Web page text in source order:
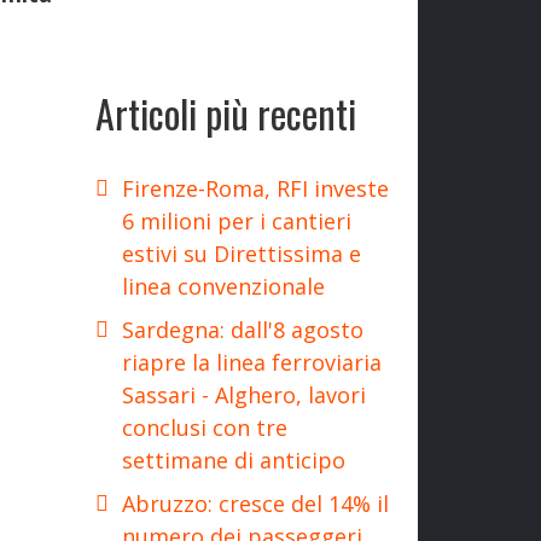
Articoli più recenti
Firenze-Roma, RFI investe
6 milioni per i cantieri
estivi su Direttissima e
linea convenzionale
Sardegna: dall'8 agosto
riapre la linea ferroviaria
Sassari - Alghero, lavori
conclusi con tre
settimane di anticipo
Abruzzo: cresce del 14% il